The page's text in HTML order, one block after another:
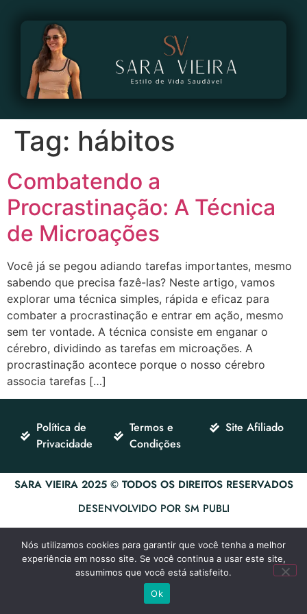
Tag: hábitos
Combatendo a
Procrastinação: A Técnica
de Microações
Você já se pegou adiando tarefas importantes, mesmo
sabendo que precisa fazê-las? Neste artigo, vamos
explorar uma técnica simples, rápida e eficaz para
combater a procrastinação e entrar em ação, mesmo
sem ter vontade. A técnica consiste em enganar o
cérebro, dividindo as tarefas em microações. A
procrastinação acontece porque o nosso cérebro
associa tarefas […]
Política de
Privacidade
Termos e
Condições
Site Afiliado
SARA VIEIRA 2025 © TODOS OS DIREITOS RESERVADOS
DESENVOLVIDO POR SM PUBLI
Nós utilizamos cookies para garantir que você tenha a melhor
experiência em nosso site. Se você continua a usar este site,
assumimos que você está satisfeito.
Ok